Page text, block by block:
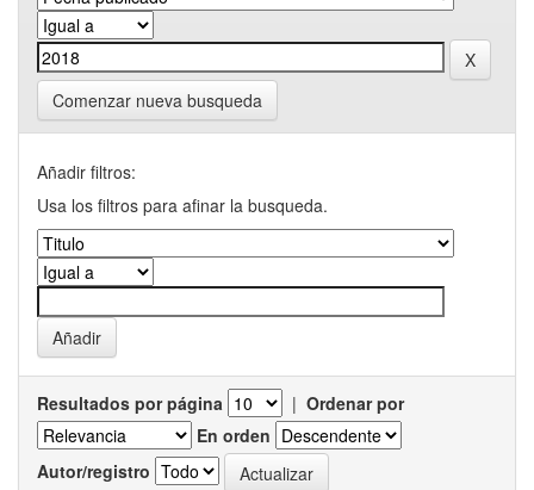
Comenzar nueva busqueda
Añadir filtros:
Usa los filtros para afinar la busqueda.
Resultados por página | Ordenar por
En orden
Autor/registro